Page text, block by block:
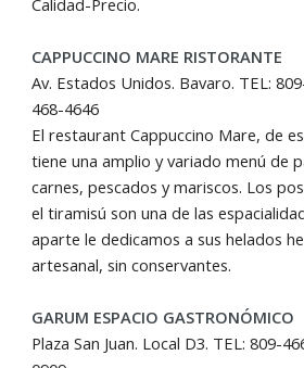
CAPPUCCINO MARE RISTORANTE
Av. Estados Unidos. Bavaro. TEL:
468-4646
El restaurant Cappuccino Mare, de
tiene una amplio y variado menú de
carnes, pescados y mariscos. Los
el tiramisú son una de las
aparte le dedicamos a sus helados
artesanal, sin conservantes.
GARUM ESPACIO GASTRONÓMICO
Plaza San Juan. Local D3. TEL: 809-